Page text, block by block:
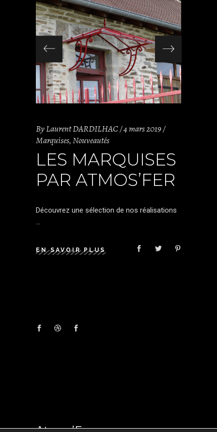
ByLaurent DARDILHAC 4 mars 2019
Marquises,Nouveautés
LES MARQUISES
PAR ATMOS’FER
Découvrez une sélection de nos réalisations
EN SAVOIR PLUS